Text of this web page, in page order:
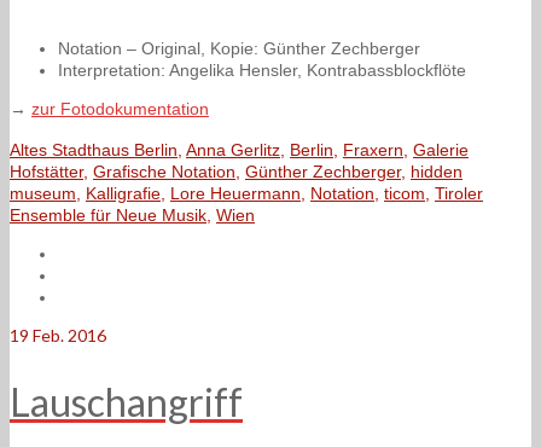
Notation – Original, Kopie: Günther Zechberger
Interpretation: Angelika Hensler, Kontrabassblockflöte
→ zur Fotodokumentation
Altes Stadthaus Berlin Anna Gerlitz Berlin Fraxern Galerie
Hofstätter, Grafische Notation Günther Zechberger, hidden
museum
Kalligrafie Lore Heuermann Notation ticom Tiroler
Ensemble für Neue Musik Wien
19 Feb. 2016
Lauschangriff